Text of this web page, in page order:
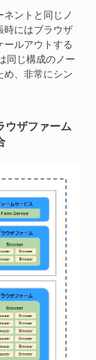
ントと同じノ
時にはブラウザ
ールアウトする
同じ構成のノー
め、非常にシン
ウザファーム